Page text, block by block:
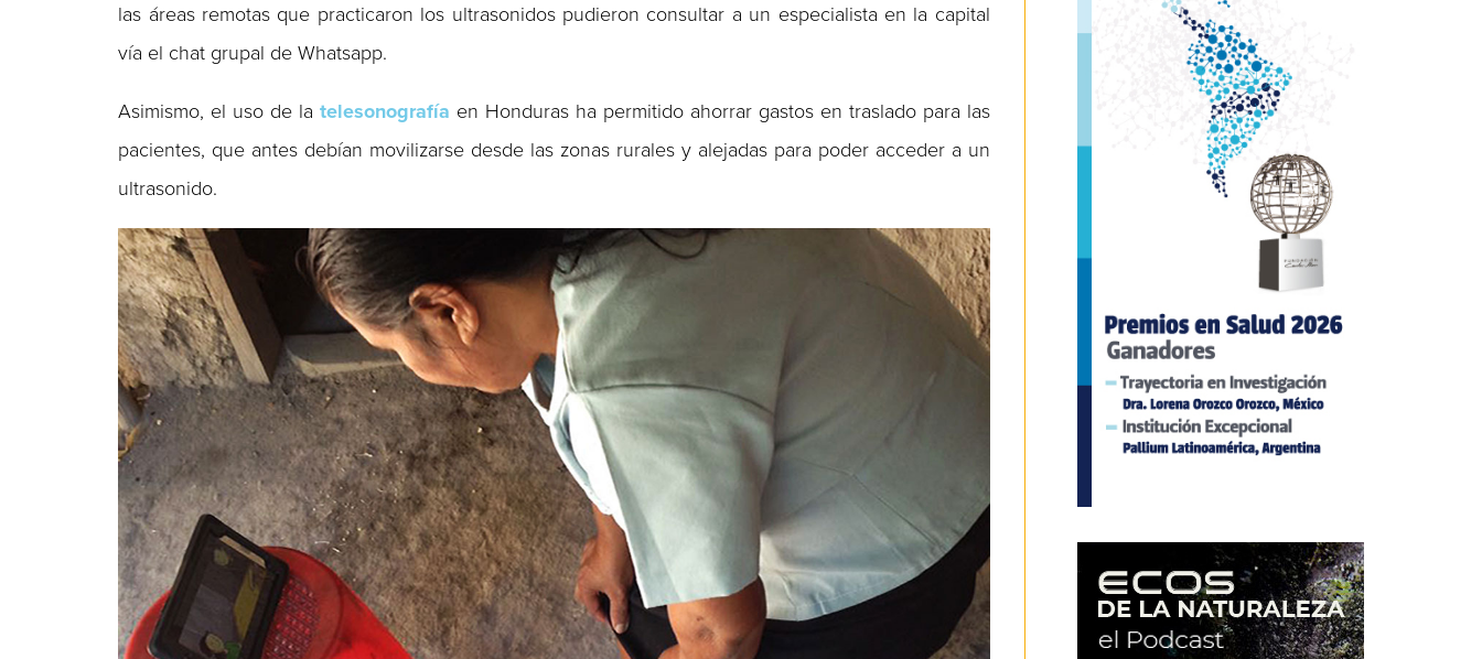
las áreas remotas que practicaron los ultrasonidos pudieron consultar a un especialista en la capital
vía el chat grupal de Whatsapp.
Asimismo, el uso de latelesonografía en Honduras ha permitido ahorrar gastos en traslado para las
pacientes, que antes debían movilizarse desde las zonas rurales y alejadas para poder acceder a un
ultrasonido.